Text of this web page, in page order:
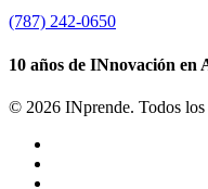
(787) 242-0650
10 años de INnovación en
© 2026 INprende. Todos los